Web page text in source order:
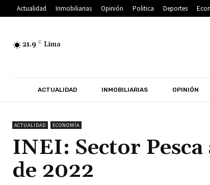
Actualidad Inmobiliarias Opinión Politica Deportes
21.9 C Lima
ACTUALIDAD INMOBILIARIAS OPINIÓN
ACTUALIDAD ECONOMÍA
INEI: Sector
de 2022